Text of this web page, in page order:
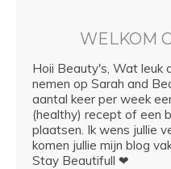
WELKOM
Hoii Beauty's, Wat leuk
nemen op Sarah and
aantal keer per week
(healthy) recept of een
plaatsen. Ik wens jullie
komen jullie mijn blog
Stay Beautifull ❤